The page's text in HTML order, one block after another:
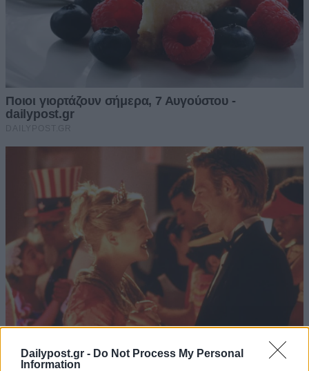
Dailypost.gr - Do Not Process My Personal
Information